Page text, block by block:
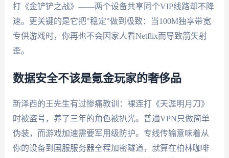
打《金铲铲之战》——两个设备共享同个VIP线路却不降
速。更关键的是它把"稳定"做到极致：当100M独享带宽
专供游戏时，你再也不会因家人看Netflix而导致箭矢射
歪。
数据安全不该是氪金玩家的奢侈品
新泽西的王先生有过惨痛教训：裸连打《天涯明月刀》
时被盗号，养了三年的角色被扒光。普通VPN只做简单
伪装，而游戏加速需要军用级防护。专线传输意味着从
你的设备到国服服务器全程加密隧道，就算在柏林咖啡